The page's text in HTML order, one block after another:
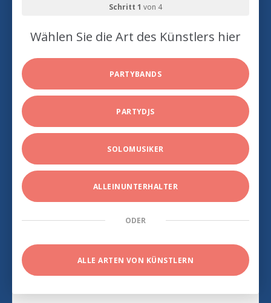
Schritt 1 von 4
Wählen Sie die Art des Künstlers hier
PARTYBANDS
PARTYDJS
SOLOMUSIKER
ALLEINUNTERHALTER
ODER
ALLE ARTEN VON KÜNSTLERN